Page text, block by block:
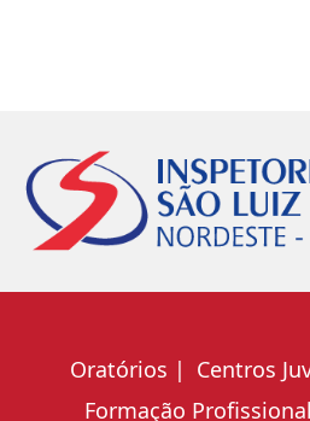
Oratórios Centros
Formação Profissional